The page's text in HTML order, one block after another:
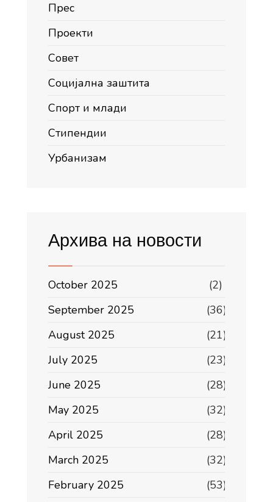
Прес
Проекти
Совет
Социјална заштита
Спорт и млади
Стипендии
Урбанизам
Архива на новости
October 2025
(2)
September 2025
(36)
August 2025
(21)
July 2025
(23)
June 2025
(28)
May 2025
(32)
April 2025
(28)
March 2025
(32)
February 2025
(53)